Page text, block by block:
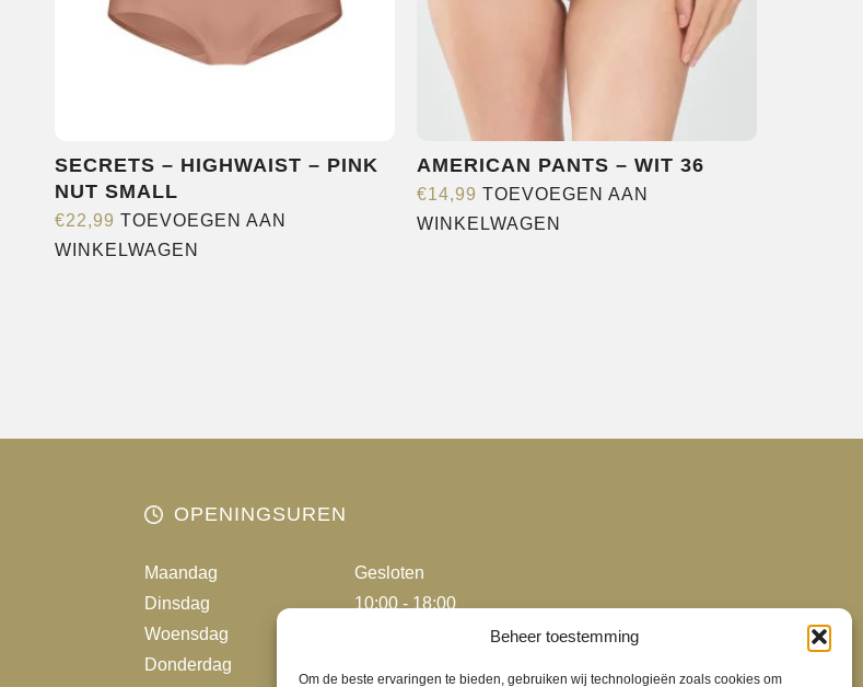
Beheer toestemming
Om de beste ervaringen te bieden, gebruiken wij technologieën zoals cookies om
SECRETS – HIGHWAIST – PINK
NUT SMALL
€22,99 TOEVOEGEN AAN
WINKELWAGEN
AMERICAN PANTS – WIT 36
€14,99 TOEVOEGEN AAN
WINKELWAGEN
OPENINGSUREN
Maandag
Gesloten
Dinsdag
10:00 - 18:00
Woensdag
Donderdag